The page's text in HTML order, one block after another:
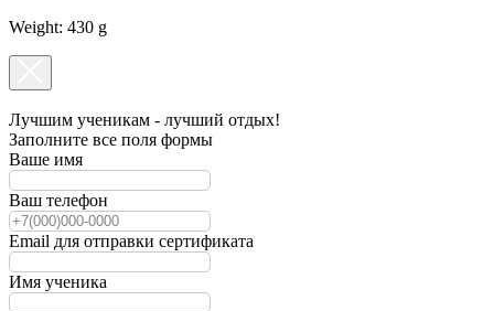
Weight: 430 g
Лучшим ученикам - лучший отдых!
Заполните все поля формы
Ваше имя
Ваш телефон
Email для отправки сертификата
Имя ученика